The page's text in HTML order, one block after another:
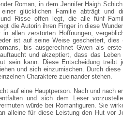
Roman, in dem Jennifer Haigh
glücklichen Familie abträgt und
Risse offen legt, die alle fünf
die Autorin ihren Finger in diese
in allen zerstörten Hoffnungen,
ist auf seine Weise gescheitert, dies
bis ausgerechnet Gwen als
und akzeptiert, dass das
sein kann. Diese Entscheidung treibt
und sich einzumischen. Durch diese
Charaktere zueinander stehen.
auf eine Hauptperson. Nach und nach
und sich dem Leser
würde bei Romanfiguren. Sie
alleine für diese Leistung den Hut vor